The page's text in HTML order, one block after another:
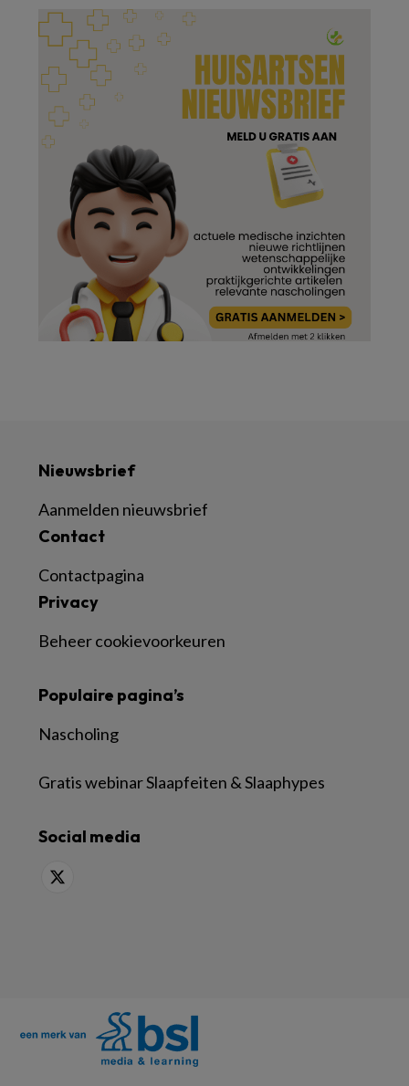
Nieuwsbrief
Aanmelden nieuwsbrief
Contact
Contactpagina
Privacy
Beheer cookievoorkeuren
Populaire pagina’s
Nascholing
Gratis webinar Slaapfeiten & Slaaphypes
Social media